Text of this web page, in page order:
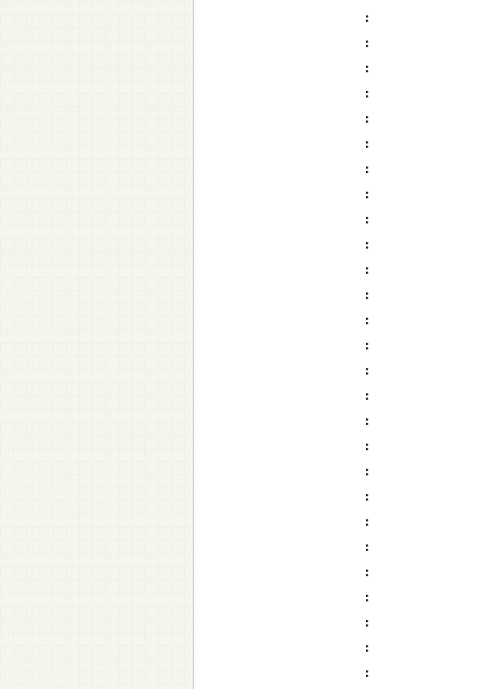
:
:
:
:
:
:
:
:
:
:
:
:
:
:
:
:
:
:
:
:
:
:
:
:
:
:
: